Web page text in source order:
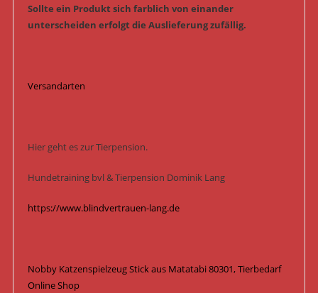
Sollte ein Produkt sich farblich von einander
unterscheiden erfolgt die Auslieferung zufällig.
Versandarten
Hier geht es zur Tierpension.
Hundetraining bvl & Tierpension Dominik Lang
https://www.blindvertrauen-lang.de
Nobby Katzenspielzeug Stick aus Matatabi 80301, Tierbedarf
Online Shop